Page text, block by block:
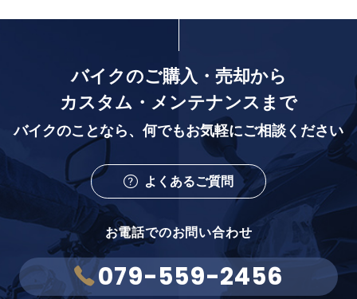
バイクのご購入・売却から
カスタム・メンテナンスまで
バイクのことなら、 何でもお気軽にご相談ください
よくあるご質問
お電話でのお問い合わせ
079-559-2456